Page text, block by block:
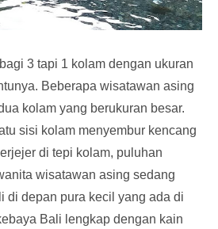
3 tapi 1 kolam dengan ukuran
Beberapa wisatawan asing
kolam yang berukuran besar.
sisi kolam menyembur kencang
di tepi kolam, puluhan
wisatawan asing sedang
di depan pura kecil yang ada di
Bali lengkap dengan kain